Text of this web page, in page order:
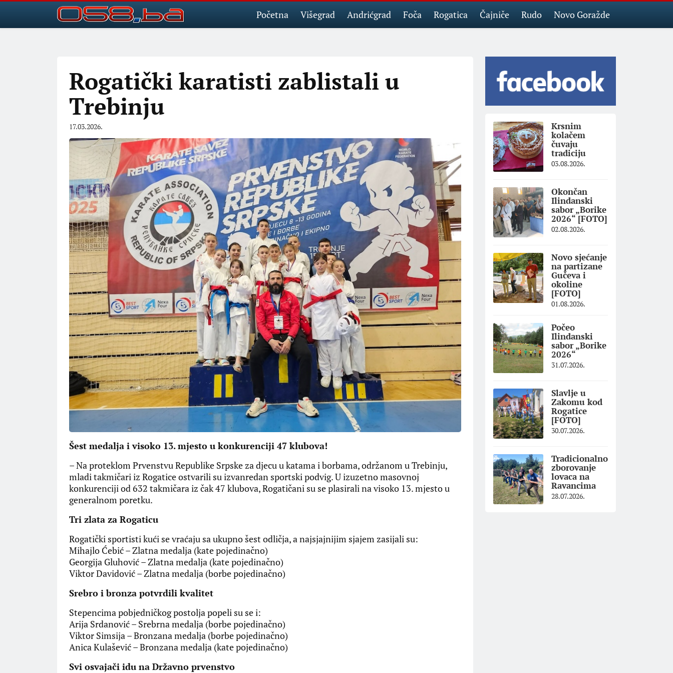
Početna Višegrad Andrićgrad Foča Rogatica Čajniče Rudo Novo Goražde
Rogatički karatisti zablistali u
Trebinju
17.03.2026.
Šest medalja i visoko 13. mjesto u konkurenciji 47 klubova!
​– Na proteklom Prvenstvu Republike Srpske za djecu u katama i borbama, održanom u Trebinju,
mladi takmičari iz Rogatice ostvarili su izvanredan sportski podvig. U izuzetno masovnoj
konkurenciji od 632 takmičara iz čak 47 klubova, Rogatičani su se plasirali na visoko 13. mjesto u
generalnom poretku.
​Tri zlata za Rogaticu
​Rogatički sportisti kući se vraćaju sa ukupno šest odličja, a najsjajnijim sjajem zasijali su:
​Mihajlo Ćebić – Zlatna medalja (kate pojedinačno)
​Georgija Gluhović – Zlatna medalja (kate pojedinačno)
​Viktor Davidović – Zlatna medalja (borbe pojedinačno)
​Srebro i bronza potvrdili kvalitet
​Stepencima pobjedničkog postolja popeli su se i:
​Arija Srdanović – Srebrna medalja (borbe pojedinačno)
​Viktor Simsija – Bronzana medalja (borbe pojedinačno)
​Anica Kulašević – Bronzana medalja (kate pojedinačno)
​Svi osvajači idu na Državno prvenstvo
Krsnim
kolačem
čuvaju
tradiciju
03.08.2026.
Okončan
Ilindanski
sabor „Borike
2026“ [FOTO]
02.08.2026.
Novo sjećanje
na partizane
Gučeva i
okoline
[FOTO]
01.08.2026.
Počeo
Ilindanski
sabor „Borike
2026“
31.07.2026.
Slavlje u
Zakomu kod
Rogatice
[FOTO]
30.07.2026.
Tradicionalno
zborovanje
lovaca na
Ravancima
28.07.2026.